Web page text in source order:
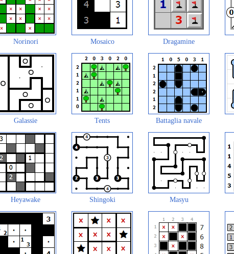
Norinori Mosaico Dragamine
Galassie Tents Battaglia navale
Heyawake Shingoki Masyu